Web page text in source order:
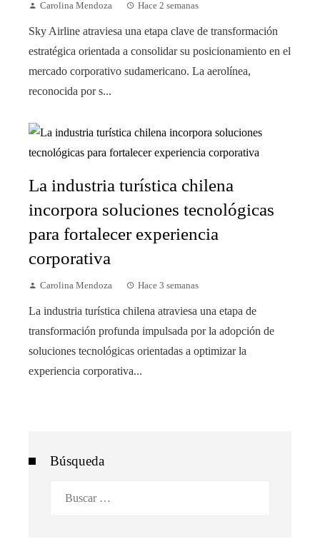
Carolina Mendoza Hace 2 semanas
Sky Airline atraviesa una etapa clave de transformación
estratégica orientada a consolidar su posicionamiento en el
mercado corporativo sudamericano. La aerolínea,
reconocida por s...
La industria turística chilena
incorpora soluciones tecnológicas
para fortalecer experiencia
corporativa
Carolina Mendoza Hace 3 semanas
La industria turística chilena atraviesa una etapa de
transformación profunda impulsada por la adopción de
soluciones tecnológicas orientadas a optimizar la
experiencia corporativa...
Búsqueda